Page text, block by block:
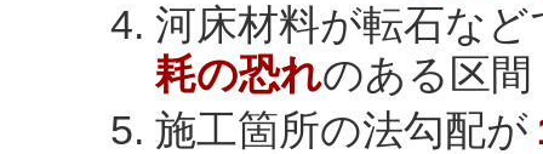
河床材料が転石な
耗の恐れのある区間
施工箇所の法勾配が